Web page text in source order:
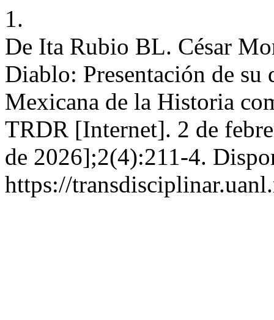
1.
De Ita Rubio BL. César
Diablo: Presentación de su
Mexicana de la Historia
TRDR [Internet]. 2 de
de 2026];2(4):211-4.
https://